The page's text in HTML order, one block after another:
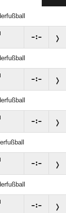
:
:
:
:
: